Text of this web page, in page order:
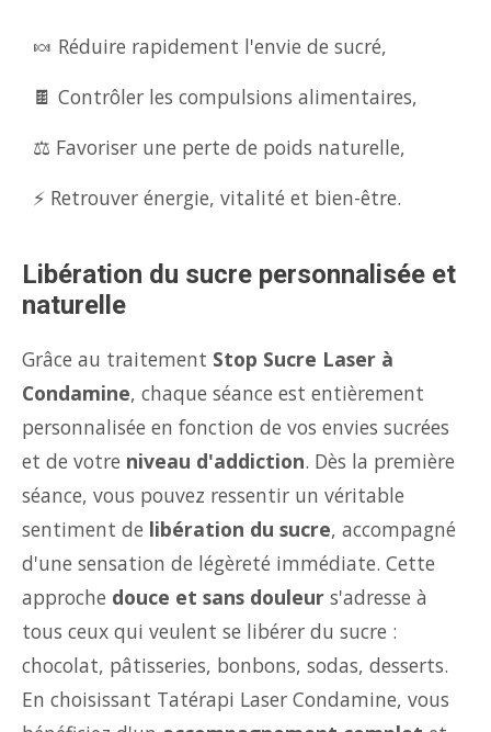
🍬 Réduire rapidement l'envie de sucré,
🍫 Contrôler les compulsions alimentaires,
⚖️ Favoriser une perte de poids naturelle,
⚡ Retrouver énergie, vitalité et bien-être.
Libération du sucre personnalisée et
naturelle
Grâce au traitement Stop Sucre Laser à
Condamine, chaque séance est entièrement
personnalisée en fonction de vos envies sucrées
et de votre niveau d'addiction. Dès la première
séance, vous pouvez ressentir un véritable
sentiment de libération du sucre, accompagné
d'une sensation de légèreté immédiate. Cette
approche douce et sans douleur s'adresse à
tous ceux qui veulent se libérer du sucre :
chocolat, pâtisseries, bonbons, sodas, desserts.
En choisissant Tatérapi Laser Condamine, vous